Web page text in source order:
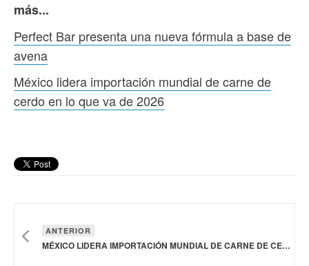
más...
Perfect Bar presenta una nueva fórmula a base de
avena
México lidera importación mundial de carne de
cerdo en lo que va de 2026
ANTERIOR
MÉXICO LIDERA IMPORTACIÓN MUNDIAL DE CARNE DE CERDO EN LO QUE VA DE 2026